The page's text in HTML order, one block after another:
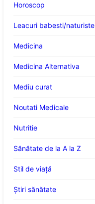
Horoscop
Leacuri babesti/naturiste
Medicina
Medicina Alternativa
Mediu curat
Noutati Medicale
Nutritie
Sănătate de la A la Z
Stil de viaţă
Ştiri sănătate